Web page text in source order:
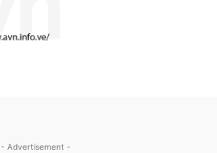
- Advertisement -